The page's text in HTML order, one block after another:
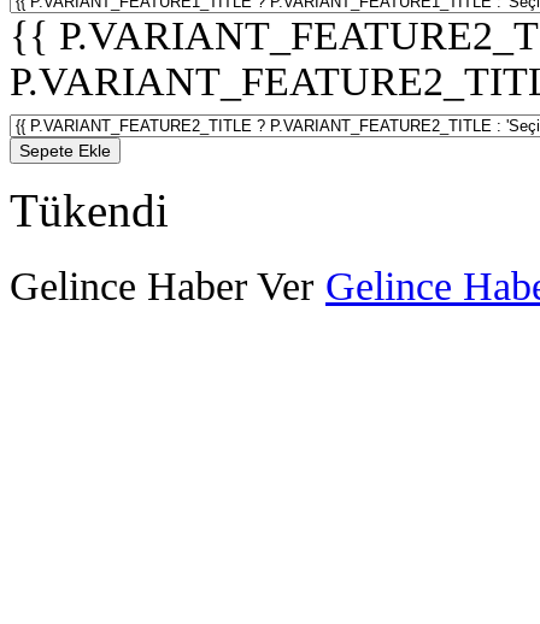
{{
Sepete Ekle
Tükendi
Gelince Haber Ver Gelince